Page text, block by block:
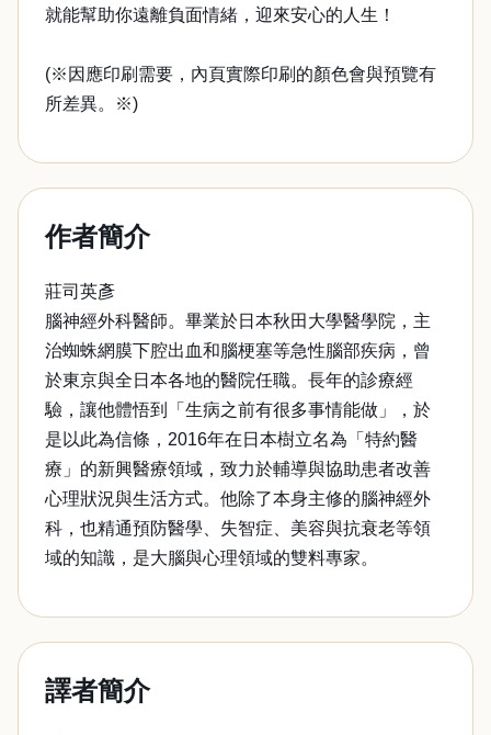
就能幫助你遠離負面情緒，迎來安心的人生！
(※因應印刷需要，內頁實際印刷的顏色會與預覽有
所差異。※)
作者簡介
莊司英彥
腦神經外科醫師。畢業於日本秋田大學醫學院，主
治蜘蛛網膜下腔出血和腦梗塞等急性腦部疾病，曾
於東京與全日本各地的醫院任職。長年的診療經
驗，讓他體悟到「生病之前有很多事情能做」，於
是以此為信條，2016年在日本樹立名為「特約醫
療」的新興醫療領域，致力於輔導與協助患者改善
心理狀況與生活方式。他除了本身主修的腦神經外
科，也精通預防醫學、失智症、美容與抗衰老等領
域的知識，是大腦與心理領域的雙料專家。
譯者簡介